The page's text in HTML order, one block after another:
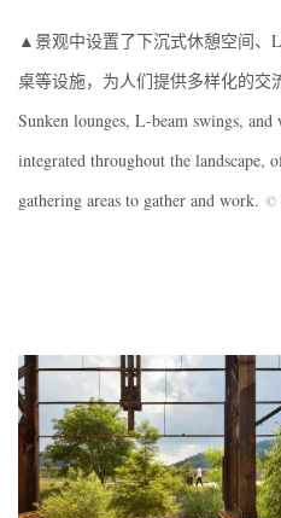
▲景观中设置了下沉式休憩空间、
桌等设施，为人们提供多样化的交
Sunken lounges, L-beam swings, and
integrated throughout the landscape,
gathering areas to gather and work. ©